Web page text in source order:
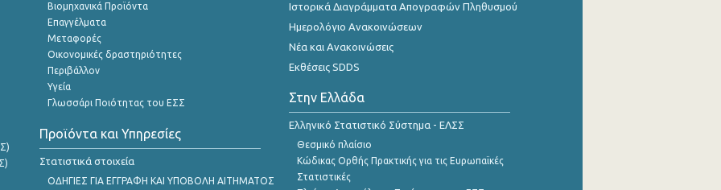
Βιομηχανικά Προϊόντα
Επαγγέλματα
Μεταφορές
Οικονομικές δραστηριότητες
Περιβάλλον
Υγεία
Γλωσσάρι Ποιότητας του ΕΣΣ
Προϊόντα και Υπηρεσίες
Στατιστικά στοιχεία
ΟΔΗΓΙΕΣ ΓΙΑ ΕΓΓΡΑΦΗ ΚΑΙ ΥΠΟΒΟΛΗ ΑΙΤΗΜΑΤΟΣ
Ιστορικά Διαγράμματα Απογραφών Πληθυσμού
Ημερολόγιο Ανακοινώσεων
Νέα και Ανακοινώσεις
Εκθέσεις SDDS
Στην Ελλάδα
Ελληνικό Στατιστικό Σύστημα - ΕΛΣΣ
Θεσμικό πλαίσιο
Κώδικας Ορθής Πρακτικής για τις Ευρωπαϊκές
Στατιστικές